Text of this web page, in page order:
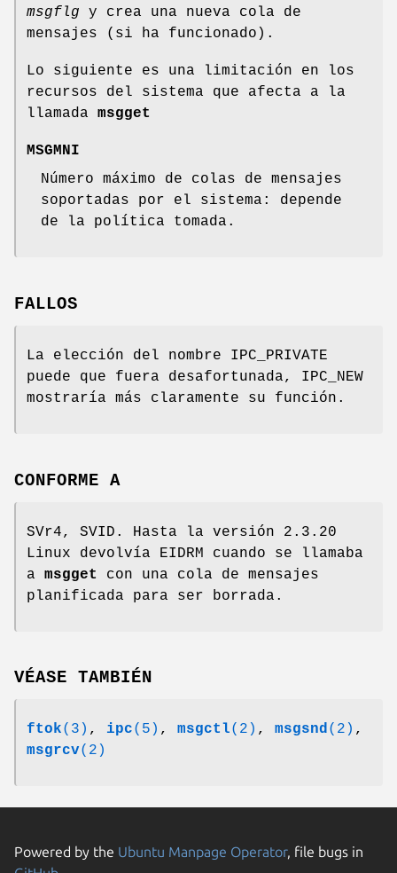
msgflg y crea una nueva cola de
mensajes (si ha funcionado).
Lo siguiente es una limitación en los
recursos del sistema que afecta a la
llamada msgget
MSGMNI
Número máximo de colas de mensajes
soportadas por el sistema: depende
de la política tomada.
FALLOS
La elección del nombre IPC_PRIVATE
puede que fuera desafortunada, IPC_NEW
mostraría más claramente su función.
CONFORME A
SVr4, SVID. Hasta la versión 2.3.20
Linux devolvía EIDRM cuando se llamaba
a msgget
con una cola de mensajes
planificada para ser borrada.
VÉASE TAMBIÉN
ftok(3) , ipc(5) , msgctl(2) , msgsnd(2) ,
msgrcv(2)
Powered by the Ubuntu Manpage Operator, file bugs in